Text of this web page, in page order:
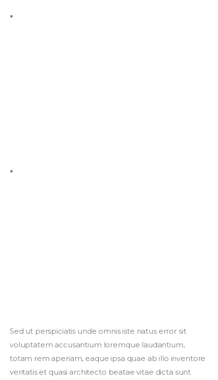
Sed ut perspiciatis unde omnis iste natus error sit
voluptatem accusantium loremque laudantium,
totam rem aperiam, eaque ipsa quae ab illo inventore
veritatis et quasi architecto beatae vitae dicta sunt